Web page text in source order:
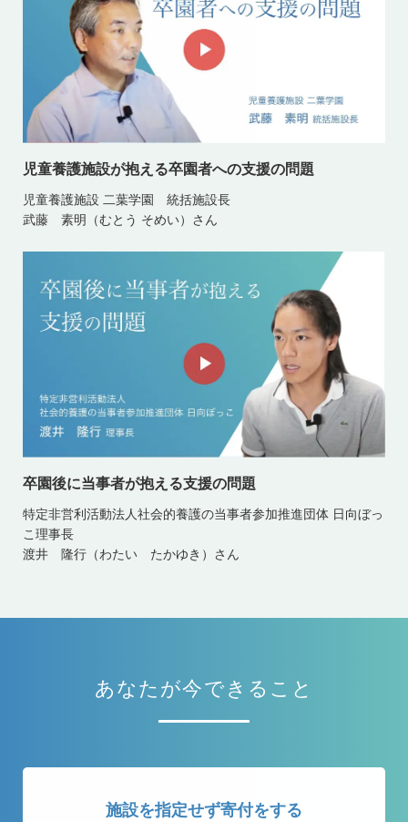
児童養護施設が抱える卒園者への支援の問題
児童養護施設 二葉学園 統括施設長
武藤 素明（むとう そめい）さん
卒園後に当事者が抱える支援の問題
特定非営利活動法人社会的養護の当事者参加推進団体 日向ぼっ
こ理事長
渡井 隆行（わたい たかゆき）さん
あなたが今できること
施設を指定せず寄付をする